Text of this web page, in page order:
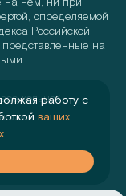
определяемой
Российской
на
кольцо»
работу с
ваших